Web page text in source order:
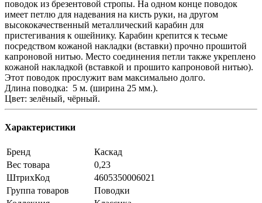
поводок из брезентовой стропы. На одном конце поводок
имеет петлю для надевания на кисть руки, на другом
высококачественный металлический карабин для
пристегивания к ошейнику. Карабин крепится к тесьме
посредством кожаной накладки (вставки) прочно прошитой
капроновой нитью. Место соединения петли также укреплено
кожаной накладкой (вставкой и прошито капроновой нитью).
Этот поводок прослужит вам максимально долго.
Длина поводка: 5 м. (ширина 25 мм.).
Цвет: зелёный, чёрный.
Характеристики
Бренд
Каскад
Вес товара
0,23
ШтрихКод
4605350006021
Группа товаров
Поводки